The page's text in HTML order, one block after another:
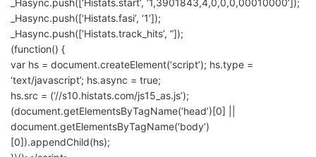
_Hasync.push([‘Histats.start’, ‘1,3901843,4,0,0,0,00010000’]);
_Hasync.push([‘Histats.fasi’, ‘1’]);
_Hasync.push([‘Histats.track_hits’, ”]);
(function() {
var hs = document.createElement(‘script’); hs.type =
‘text/javascript’; hs.async = true;
hs.src = (‘//s10.histats.com/js15_as.js’);
(document.getElementsByTagName(‘head’)[0] ||
document.getElementsByTagName(‘body’)
[0]).appendChild(hs);